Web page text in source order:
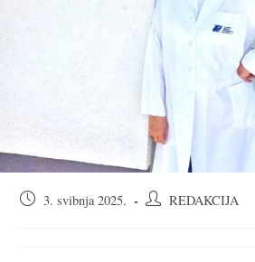
Objava3. svibnja 2025.
AutorREDAKCIJA